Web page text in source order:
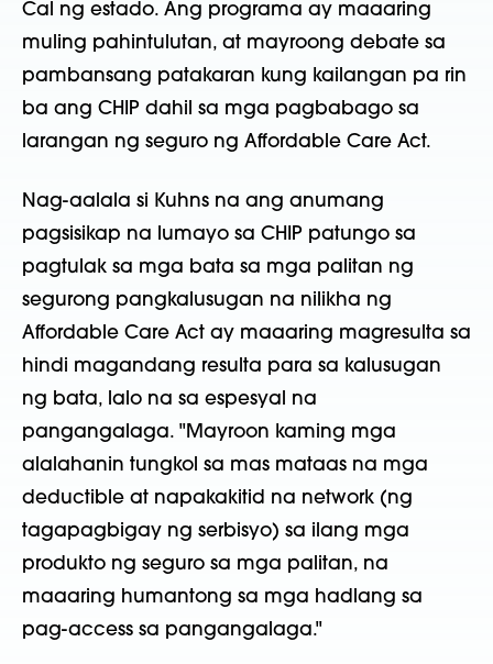
Cal ng estado. Ang programa ay maaaring
muling pahintulutan, at mayroong debate sa
pambansang patakaran kung kailangan pa rin
ba ang CHIP dahil sa mga pagbabago sa
larangan ng seguro ng Affordable Care Act.
Nag-aalala si Kuhns na ang anumang
pagsisikap na lumayo sa CHIP patungo sa
pagtulak sa mga bata sa mga palitan ng
segurong pangkalusugan na nilikha ng
Affordable Care Act ay maaaring magresulta sa
hindi magandang resulta para sa kalusugan
ng bata, lalo na sa espesyal na
pangangalaga. "Mayroon kaming mga
alalahanin tungkol sa mas mataas na mga
deductible at napakakitid na network (ng
tagapagbigay ng serbisyo) sa ilang mga
produkto ng seguro sa mga palitan, na
maaaring humantong sa mga hadlang sa
pag-access sa pangangalaga."